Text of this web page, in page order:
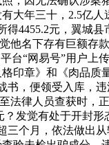
大年三十，2.5亿
4455.2元，翼城
他名下存有巨额
“网易号”用户上
印章》和《肉品
，便领受入库，
律人员查获时，
发觉有处于开封
个月，依法做出